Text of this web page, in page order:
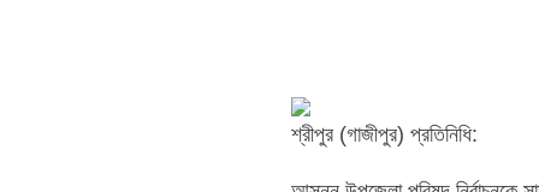
শ্রীপুর (গাজীপুর) প্রতিনিধি: